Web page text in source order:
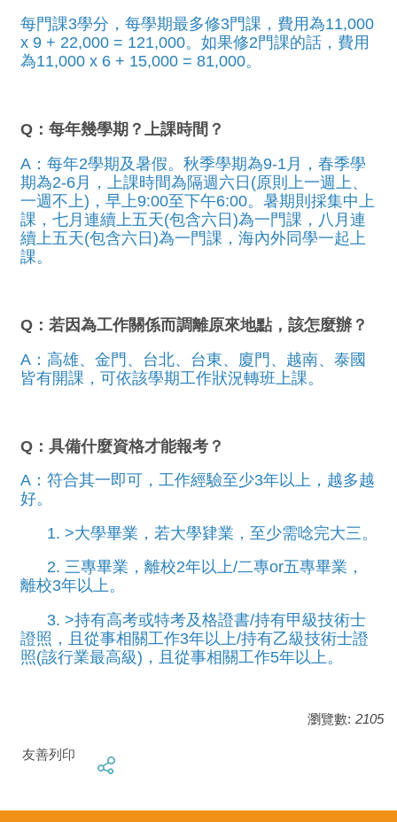
每門課3學分，每學期最多修3門課，費用為11,000
x 9 + 22,000 = 121,000。如果修2門課的話，費用
為11,000 x 6 + 15,000 = 81,000。
Q：每年幾學期？上課時間？
A：每年2學期及暑假。秋季學期為9-1月，春季學
期為2-6月，上課時間為隔週六日(原則上一週上、
一週不上)，早上9:00至下午6:00。暑期則採集中上
課，七月連續上五天(包含六日)為一門課，八月連
續上五天(包含六日)為一門課，海內外同學一起上
課。
Q：若因為工作關係而調離原來地點，該怎麼辦？
A：高雄、金門、台北、台東、廈門、越南、泰國
皆有開課，可依該學期工作狀況轉班上課。
Q：具備什麼資格才能報考？
A：符合其一即可，工作經驗至少3年以上，越多越
好。
1. >大學畢業，若大學肄業，至少需唸完大三。
2. 三專畢業，離校2年以上/二專or五專畢業，
離校3年以上。
3. >持有高考或特考及格證書/持有甲級技術士
證照，且從事相關工作3年以上/持有乙級技術士證
照(該行業最高級)，且從事相關工作5年以上。
瀏覽數: 2105
友善列印